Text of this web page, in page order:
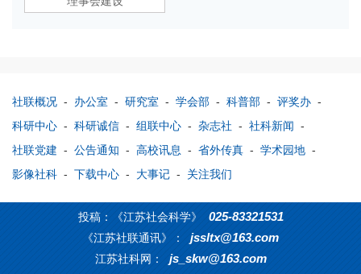
社联概况 - 办公室 - 研究室 - 学会部 - 科普部 - 评奖办 -
科研中心 - 科研诚信 - 组联中心 - 杂志社 - 社科新闻 -
社联党建 - 公告通知 - 高校讯息 - 省外传真 - 学术园地 -
影像社科 - 下载中心 - 大事记 - 关注我们
投稿：《江苏社会科学》 025-83321531
《江苏社联通讯》： jssltx@163.com
江苏社科网： js_skw@163.com